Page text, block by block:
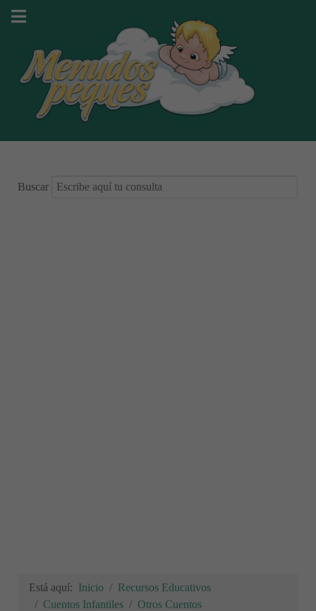
Buscar
Está aquí: Inicio
Recursos Educativos
Cuentos Infantiles
Otros Cuentos